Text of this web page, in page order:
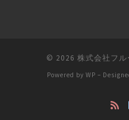
© 2026 株式会社フル
Powered by WP –